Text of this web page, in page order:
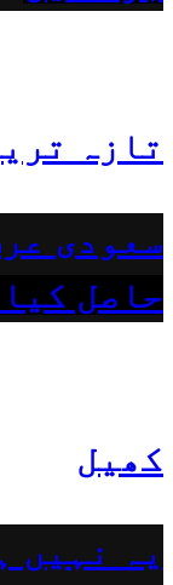
تازہ
سعودی
حاصل
کھیل
یہ نہیں